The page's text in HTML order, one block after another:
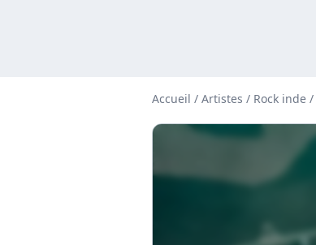
Accueil / Artistes / Rock inde /